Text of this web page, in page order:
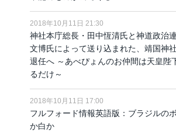
2018年10月11日 21:30
神社本庁総長・田中恆清氏と神道政治
文博氏によって送り込まれた、靖国神
退任へ ～あべぴょんのお仲間は天皇陛
るだけ～
2018年10月11日 17:00
フルフォード情報英語版：ブラジルの
か白か